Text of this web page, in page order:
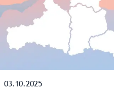
03.10.2025